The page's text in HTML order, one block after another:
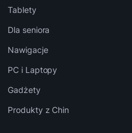
Tablety
Dla seniora
Nawigacje
PC i Laptopy
Gadżety
Produkty z Chin